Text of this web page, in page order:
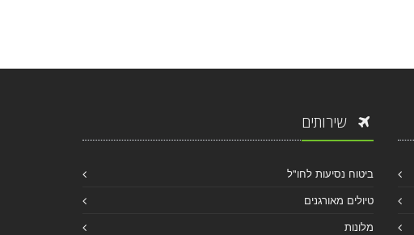
שירותים
ביטוח נסיעות לחו"ל
טיולים מאורגנים
מלונות